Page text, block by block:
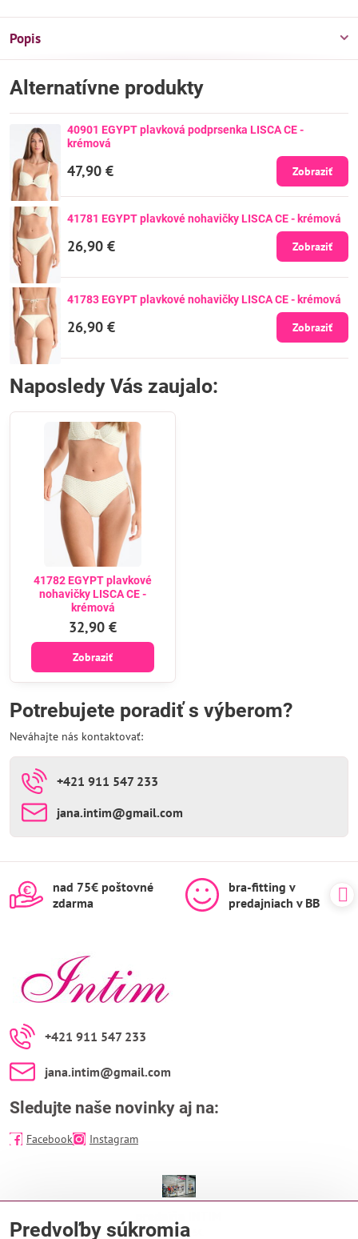
Popis
Alternatívne produkty
40901 EGYPT plavková podprsenka LISCA CE -
krémová
47,90 € Zobraziť
41781 EGYPT plavkové nohavičky LISCA CE - krémová
26,90 € Zobraziť
41783 EGYPT plavkové nohavičky LISCA CE - krémová
26,90 € Zobraziť
Naposledy Vás zaujalo:
41782 EGYPT plavkové
nohavičky LISCA CE -
krémová
32,90 €
Zobraziť
Potrebujete poradiť s výberom?
Neváhajte nás kontaktovať:
+421 911 547 233
jana​.intim​@gmail​.com
nad 75€ poštovné
zdarma
bra-fitting v
predajniach v BB
+421 911 547 233
jana​.intim​@gmail​.com
Sledujte naše novinky aj na:
Facebook Instagram
EUROPA SC
Predvoľby súkromia